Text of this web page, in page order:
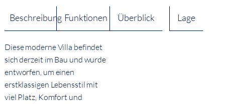
Beschreibung Funktionen Überblick Lage
Diese moderne Villa befindet
sich derzeit im Bau und wurde
entworfen, um einen
erstklassigen Lebensstil mit
viel Platz, Komfort und